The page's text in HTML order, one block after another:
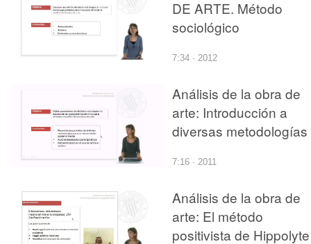
DE ARTE. Método
sociológico
7:34 · 2012
Análisis de la obra de
arte: Introducción a
diversas metodologías
7:16 · 2011
Análisis de la obra de
arte: El método
positivista de Hippolyte